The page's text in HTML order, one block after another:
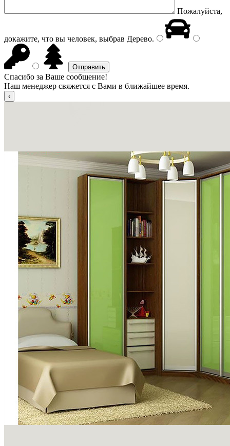
Пожалуйста,
докажите, что вы человек, выбрав Дерево.
Спасибо за Ваше сообщение!
Наш менеджер свяжется с Вами в ближайшее время.